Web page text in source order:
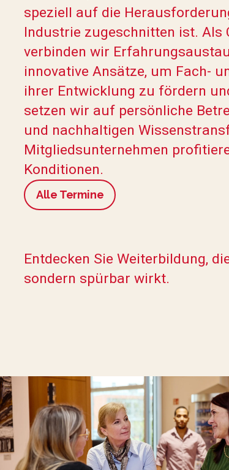
speziell auf die
Industrie zugeschnitten ist. Als
verbinden wir
innovative Ansätze, um Fach-
ihrer Entwicklung zu fördern
setzen wir auf persönliche
und nachhaltigen
Mitgliedsunternehmen
Konditionen.
Alle Termine
Entdecken Sie Weiterbildung,
sondern spürbar wirkt.